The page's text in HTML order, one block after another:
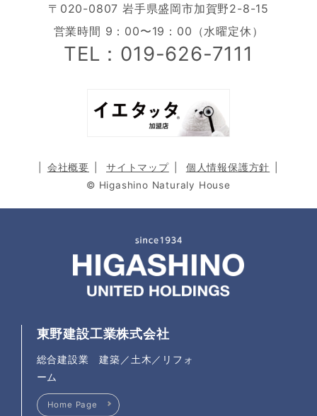
〒020-0807 岩手県盛岡市加賀野2-8-15
営業時間 9：00〜19：00（水曜定休）
TEL：019-626-7111
会社概要 サイトマップ
個人情報保護方針
© Higashino Naturaly House
東野建設工業株式会社
総合建設業 建築／土木／リフォ
ーム
Home Page